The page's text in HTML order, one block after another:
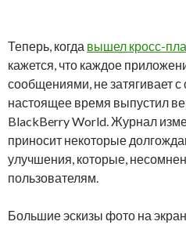
Теперь, когда вышел кросс-
кажется, что каждое
сообщениями, не затягивает
настоящее время выпустил
BlackBerry World. Журнал
приносит некоторые
улучшения, которые,
пользователям.
Большие эскизы фото на